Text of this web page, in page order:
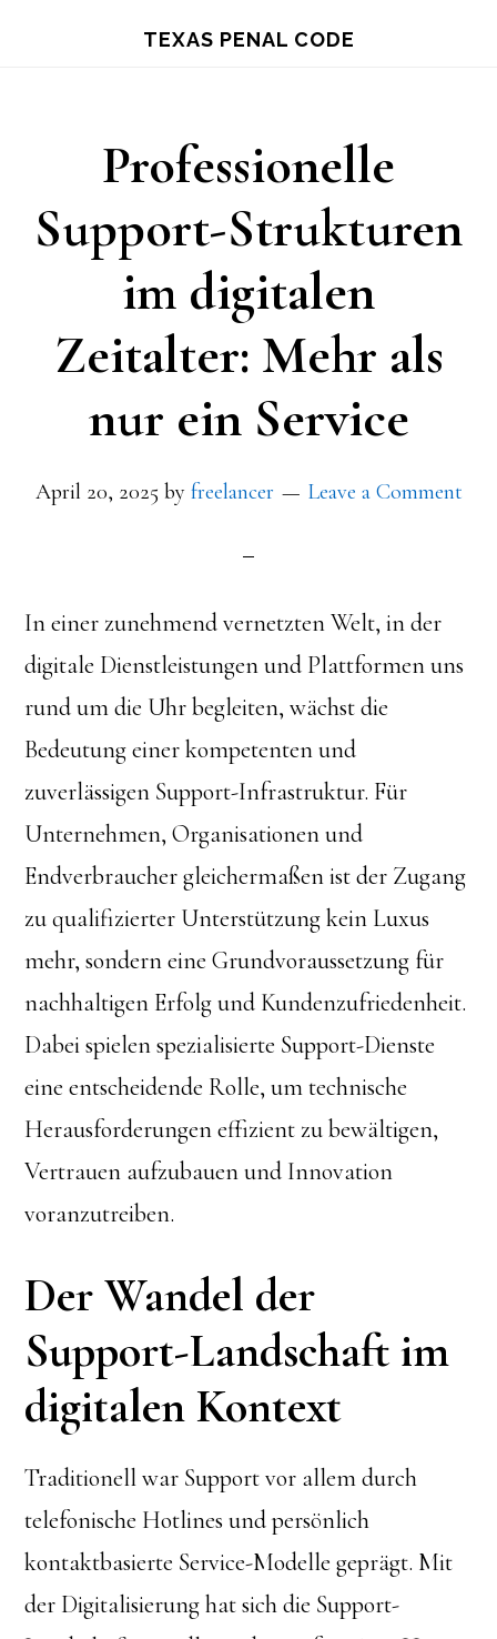
TEXAS PENAL CODE
Professionelle
Support-Strukturen
im digitalen
Zeitalter: Mehr als
nur ein Service
April 20, 2025 by freelancer Leave a Comment
In einer zunehmend vernetzten Welt, in der
digitale Dienstleistungen und Plattformen uns
rund um die Uhr begleiten, wächst die
Bedeutung einer kompetenten und
zuverlässigen Support-Infrastruktur. Für
Unternehmen, Organisationen und
Endverbraucher gleichermaßen ist der Zugang
zu qualifizierter Unterstützung kein Luxus
mehr, sondern eine Grundvoraussetzung für
nachhaltigen Erfolg und Kundenzufriedenheit.
Dabei spielen spezialisierte Support-Dienste
eine entscheidende Rolle, um technische
Herausforderungen effizient zu bewältigen,
Vertrauen aufzubauen und Innovation
voranzutreiben.
Der Wandel der
Support-Landschaft im
digitalen Kontext
Traditionell war Support vor allem durch
telefonische Hotlines und persönlich
kontaktbasierte Service-Modelle geprägt. Mit
der Digitalisierung hat sich die Support-